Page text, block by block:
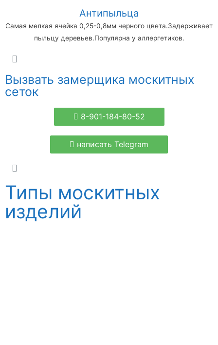
Антипыльца
Самая мелкая ячейка 0,25-0,8мм черного цвета.Задерживает
пыльцу деревьев.Популярна у аллергетиков.
Вызвать замерщика москитных
сеток
8-901-184-80-52
написать Telegram
Типы москитных
изделий